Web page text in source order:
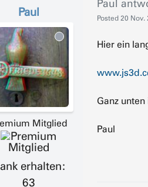
Paul
Mitglied
erhalten:
63
Paul
Posted 20 Nov.
Hier ein
Ganz
Paul